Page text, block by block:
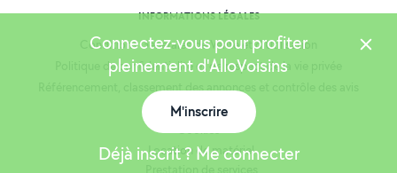
INFORMATIONS LÉGALES
Conditions Générales de Vente et d'Utilisation
Politique de confidentialité et de respect de la vie privée
Référencement, classement des annonces et contrôle des avis
Mentions légales
Cookies
Location de matériel
Connectez-vous pour profiter
pleinement d'AlloVoisins
M'inscrire
Déjà inscrit ? Me connecter